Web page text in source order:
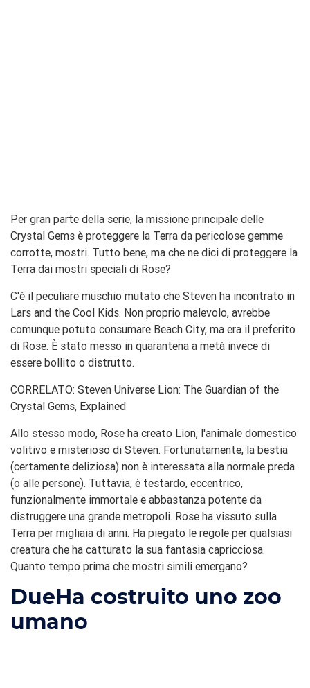
Per gran parte della serie, la missione principale delle
Crystal Gems è proteggere la Terra da pericolose gemme
corrotte, mostri. Tutto bene, ma che ne dici di proteggere la
Terra dai mostri speciali di Rose?
C'è il peculiare muschio mutato che Steven ha incontrato in
Lars and the Cool Kids. Non proprio malevolo, avrebbe
comunque potuto consumare Beach City, ma era il preferito
di Rose. È stato messo in quarantena a metà invece di
essere bollito o distrutto.
CORRELATO: Steven Universe Lion: The Guardian of the
Crystal Gems, Explained
Allo stesso modo, Rose ha creato Lion, l'animale domestico
volitivo e misterioso di Steven. Fortunatamente, la bestia
(certamente deliziosa) non è interessata alla normale preda
(o alle persone). Tuttavia, è testardo, eccentrico,
funzionalmente immortale e abbastanza potente da
distruggere una grande metropoli. Rose ha vissuto sulla
Terra per migliaia di anni. Ha piegato le regole per qualsiasi
creatura che ha catturato la sua fantasia capricciosa.
Quanto tempo prima che mostri simili emergano?
DueHa costruito uno zoo
umano